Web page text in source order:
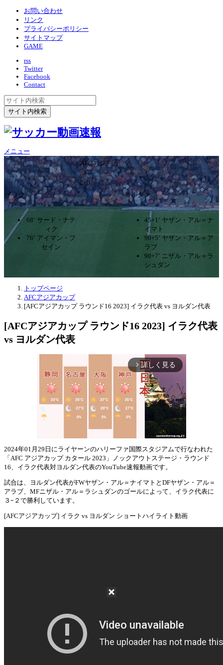
お問い合わせ
リンク
プライバシーポリシー
サイトマップ
GAME
rss
Twitter
Facebook
Contact
メニュー
AFCアジアカ
ップ
2ｰ3
イラク
ヨルダン
68’ サード・ナテ
ィク
76’ アイマン・フ
セイン
45+1’ ヤザン・アル＝ナ
イマト
90+5’ ヤザン・アル＝ア
ラブ
90+7’ ニザル・アル＝ラ
シュダン
トップページ
AFCアジアカップ
[AFCアジアカップ ラウンド16 2023] イラク代表 vs ヨルダン代表
[AFCアジアカップ ラウンド16 2023] イラク代表
vs ヨルダン代表
arrow_forward_ios 詳しく見る
Mute
2024年01月29日にライヤーンのハリーファ国際スタジアムで行なわれた
「AFC アジアカップ カタール 2023」ノックアウトステージ・ラウンド
16、イラク代表対ヨルダン代表のYouTube速報動画です。
試合は、ヨルダン代表がFWヤザン・アル＝ナイマトとDFヤザン・アル＝
アラブ、MFニザル・アル＝ラシュダンのゴールによって、イラク代表に
３ｰ２で勝利しています。
[AFCアジアカップ] イラク vs ヨルダン ショートハイライト動画